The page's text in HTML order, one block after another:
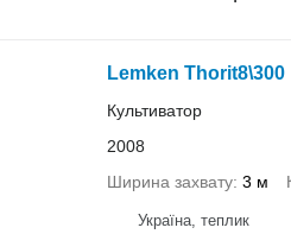
Lemken Thorit8\300
Культиватор
2008
Ширина захвату 3 м
Україна, теплик